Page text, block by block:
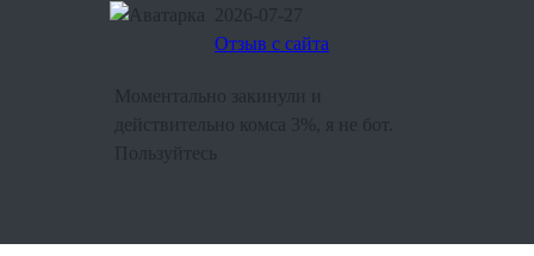
2026-07-27
Отзыв с сайта
Моментально закинули и
действительно комса 3%, я не бот.
Пользуйтесь